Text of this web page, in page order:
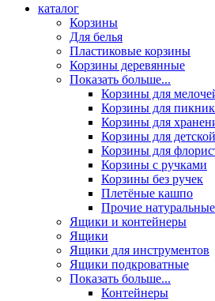
каталог
Корзины
Для белья
Пластиковые корзины
Корзины деревянные
Показать больше...
Корзины для
Корзины для
Корзины для
Корзины для
Корзины для
Корзины с ручками
Корзины без ручек
Плетёные кашпо
Прочие натуральные
Ящики и контейнеры
Ящики
Ящики для инструментов
Ящики подкроватные
Показать больше...
Контейнеры